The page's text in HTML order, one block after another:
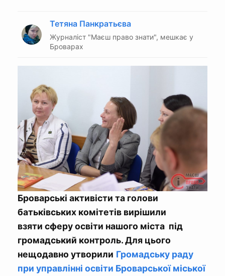
Тетяна Панкратьєва
Журналіст "Маєш право знати", мешкає у
Броварах
Броварські активісти та голови
батьківських комітетів вирішили
взяти сферу освіти нашого міста під
громадський контроль. Для цього
нещодавно утворили Громадську раду
при управлінні освіти Броварської міської